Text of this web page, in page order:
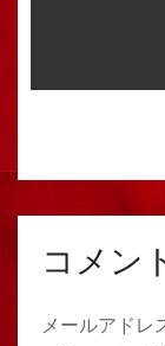
コメン
メールアドレ